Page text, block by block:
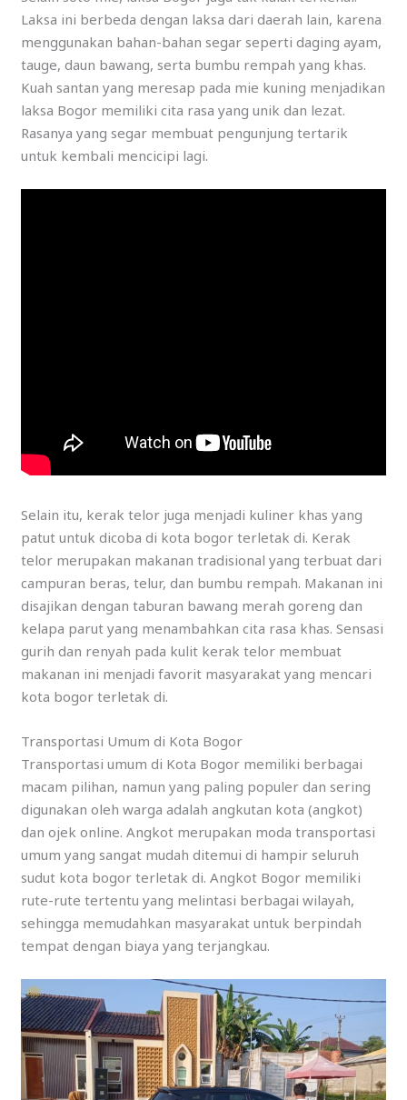
Laksa ini berbeda dengan laksa dari daerah lain, karena
menggunakan bahan-bahan segar seperti daging ayam,
tauge, daun bawang, serta bumbu rempah yang khas.
Kuah santan yang meresap pada mie kuning menjadikan
laksa Bogor memiliki cita rasa yang unik dan lezat.
Rasanya yang segar membuat pengunjung tertarik
untuk kembali mencicipi lagi.
Selain itu, kerak telor juga menjadi kuliner khas yang
patut untuk dicoba di kota bogor terletak di. Kerak
telor merupakan makanan tradisional yang terbuat dari
campuran beras, telur, dan bumbu rempah. Makanan ini
disajikan dengan taburan bawang merah goreng dan
kelapa parut yang menambahkan cita rasa khas. Sensasi
gurih dan renyah pada kulit kerak telor membuat
makanan ini menjadi favorit masyarakat yang mencari
kota bogor terletak di.
Transportasi Umum di Kota Bogor
Transportasi umum di Kota Bogor memiliki berbagai
macam pilihan, namun yang paling populer dan sering
digunakan oleh warga adalah angkutan kota (angkot)
dan ojek online. Angkot merupakan moda transportasi
umum yang sangat mudah ditemui di hampir seluruh
sudut kota bogor terletak di. Angkot Bogor memiliki
rute-rute tertentu yang melintasi berbagai wilayah,
sehingga memudahkan masyarakat untuk berpindah
tempat dengan biaya yang terjangkau.